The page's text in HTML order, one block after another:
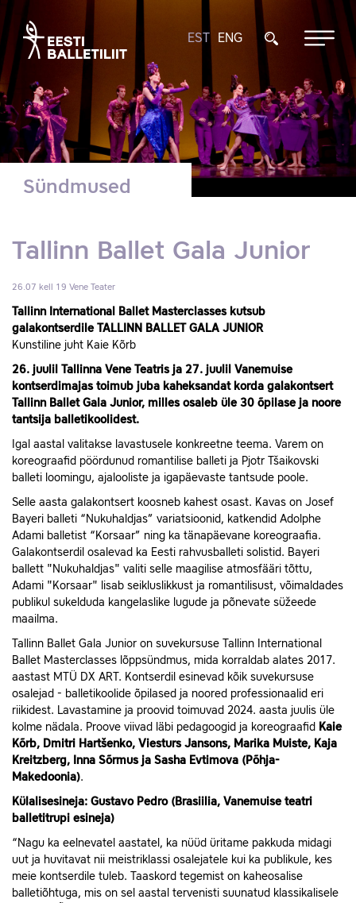
EST ENG
Sündmused
Tallinn Ballet Gala Junior
26.07 kell 19 Vene Teater
Tallinn International Ballet Masterclasses kutsub
galakontserdile TALLINN BALLET GALA JUNIOR
Kunstiline juht Kaie Kõrb
26. juulil Tallinna Vene Teatris ja 27. juulil Vanemuise
kontserdimajas toimub juba kaheksandat korda galakontsert
Tallinn Ballet Gala Junior, milles osaleb üle 30 õpilase ja noore
tantsija balletikoolidest.
Igal aastal valitakse lavastusele konkreetne teema. Varem on
koreograafid pöördunud romantilise balleti ja Pjotr ​​Tšaikovski
balleti loomingu, ajalooliste ja igapäevaste tantsude poole.
Selle aasta galakontsert koosneb kahest osast. Kavas on Josef
Bayeri balleti “Nukuhaldjas” variatsioonid, katkendid Adolphe
Adami balletist “Korsaar” ning ka tänapäevane koreograafia.
Galakontserdil osalevad ka Eesti rahvusballeti solistid. Bayeri
ballett "Nukuhaldjas" valiti selle maagilise atmosfääri tõttu,
Adami "Korsaar" lisab seikluslikkust ja romantilisust, võimaldades
publikul sukelduda kangelaslike lugude ja põnevate süžeede
maailma.
Tallinn Ballet Gala Junior on suvekursuse Tallinn International
Ballet Masterclasses lõppsündmus, mida korraldab alates 2017.
aastast MTÜ DX ART. Kontserdil esinevad kõik suvekursuse
osalejad - balletikoolide õpilased ja noored professionaalid eri
riikidest. Lavastamine ja proovid toimuvad 2024. aasta juulis üle
kolme nädala. Proove viivad läbi pedagoogid ja koreograafid
Kaie
Kõrb, Dmitri Hartšenko, Viesturs Jansons, Marika Muiste, Kaja
Kreitzberg, Inna Sõrmus ja Sasha Evtimova (Põhja-
Makedoonia).
Külalisesineja: Gustavo Pedro (Brasiilia, Vanemuise teatri
balletitrupi esineja)
“Nagu ka eelnevatel aastatel, ka nüüd üritame pakkuda midagi
uut ja huvitavat nii meistriklassi osalejatele kui ka publikule, kes
meie kontserdile tuleb. Taaskord tegemist on kaheosalise
balletiõhtuga, mis on sel aastal tervenisti suunatud klassikalisele